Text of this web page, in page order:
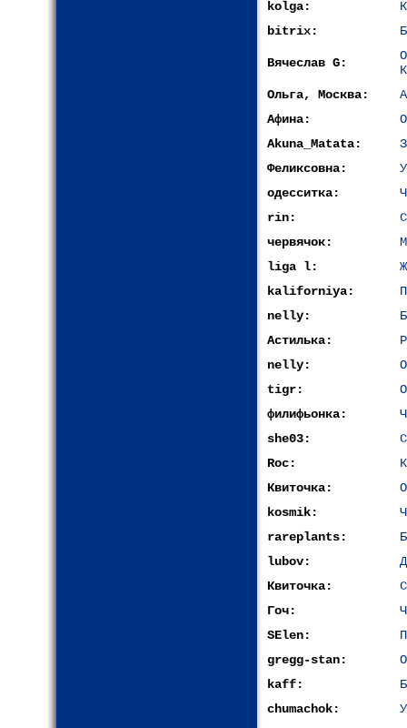
kolga:
bitrix:
Вячеслав G:
Ольга, Москва:
Афина:
Akuna_Matata:
Феликсовна:
одесситка:
rin:
червячок:
liga l:
kaliforniya:
nelly:
Астилька:
nelly:
tigr:
филифьонка:
she03:
Roc:
Квиточка:
kosmik:
rareplants:
lubov:
Квиточка:
Гоч:
SElen:
gregg-stan:
kaff:
chumachok: